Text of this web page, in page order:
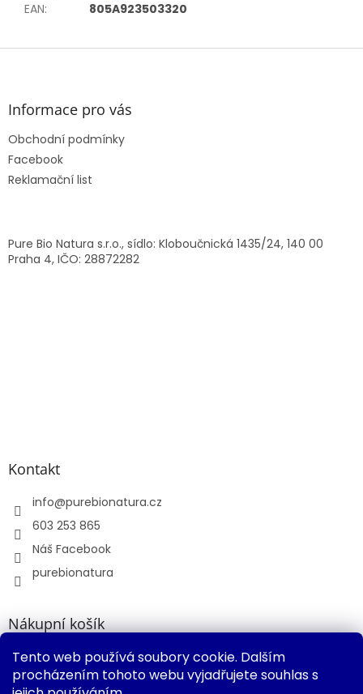
Tento web používá soubory cookie. Dalším
procházením tohoto webu vyjadřujete souhlas s
EAN: 805A923503320
Z
Informace pro vás
Obchodní podmínky
Facebook
Reklamační list
Pure Bio Natura s.r.o., sídlo: Kloboučnická 1435/24, 140 00
Praha 4, IČO: 28872282
Kontakt
info@purebionatura.cz
603 253 865
Náš Facebook
purebionatura
Nákupní košík
0KS /0 KČ